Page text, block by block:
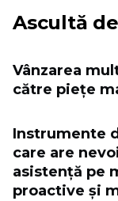
Ascultă
Vânzarea
către piețe
Instrumente
care are
asistență pe
proactive și